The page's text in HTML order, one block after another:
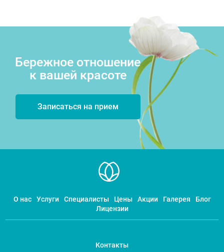
Бережное отношение
к вашей красоте
Записаться на прием
О нас Услуги Специалисты Цены Акции Галерея
Блог
Лицензии
Контакты